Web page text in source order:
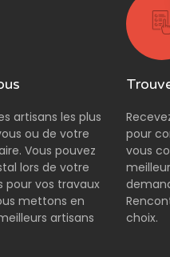
artisans les plus
ou de votre
Vous pouvez
lors de votre
pour vos travaux
mettons en
artisans
pour
vous
choix.